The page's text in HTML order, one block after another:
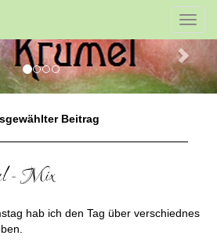
Beitrag
- Mix
hab ich den Tag über verschiednes